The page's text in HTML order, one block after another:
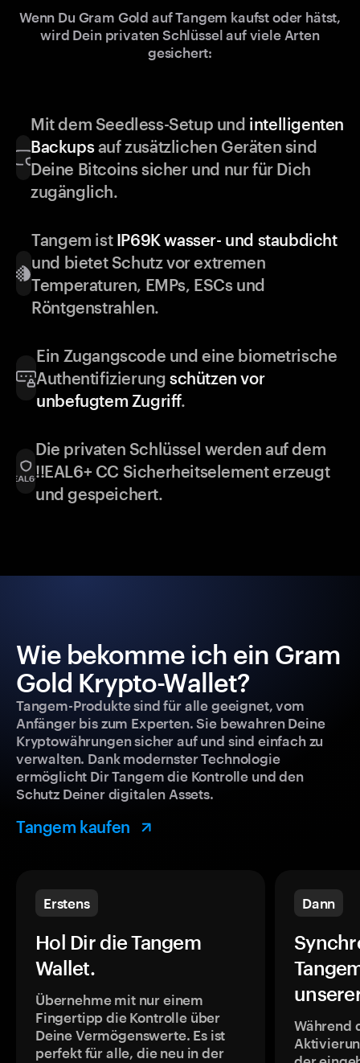
Wenn Du Gram Gold auf Tangem kaufst oder hätst,
wird Dein privaten Schlüssel auf viele Arten
gesichert:
Mit dem Seedless-Setup und intelligenten
Backupsauf zusätzlichen Geräten sind
Deine Bitcoins sicher und nur für Dich
zugänglich.
Tangem ist IP69K wasser- und staubdicht
und bietet Schutz vor extremen
Temperaturen, EMPs, ESCs und
Röntgenstrahlen.
Ein Zugangscode und eine biometrische
Authentifizierung schützen vor
unbefugtem Zugriff.
Die privaten Schlüssel werden auf dem
!!EAL6+ CC Sicherheitselement erzeugt
und gespeichert.
Wie bekomme ich ein Gram
Gold Krypto-Wallet?
Tangem-Produkte sind für alle geeignet, vom
Anfänger bis zum Experten. Sie bewahren Deine
Kryptowährungen sicher auf und sind einfach zu
verwalten. Dank modernster Technologie
ermöglicht Dir Tangem die Kontrolle und den
Schutz Deiner digitalen Assets.
Tangem kaufen
Erstens
Hol Dir die Tangem
Wallet.
Übernehme mit nur einem
Fingertipp die Kontrolle über
Deine Vermögenswerte. Es ist
perfekt für alle, die neu in der
Dann
Während